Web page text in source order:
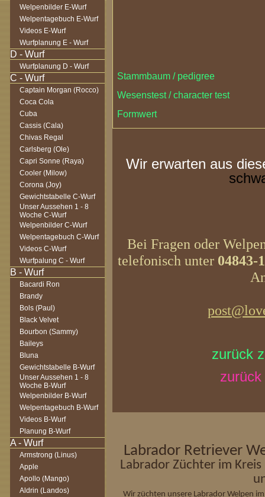
Welpenbilder E-Wurf
Welpentagebuch E-Wurf
Videos E-Wurf
Wurfplanung E - Wurf
Wurfplanung D - Wurf
Captain Morgan (Rocco)
Coca Cola
Cuba
Cassis (Cala)
Chivas Regal
Carlsberg (Ole)
Capri Sonne (Raya)
Cooler (Milow)
Corona (Joy)
Gewichtstabelle C-Wurf
Unser Aussehen 1 - 8
Woche C-Wurf
Welpenbilder C-Wurf
Welpentagebuch C-Wurf
Videos C-Wurf
Wurfpalung C - Wurf
Bacardi Ron
Brandy
Bols (Paul)
Black Velvet
Bourbon (Sammy)
Baileys
Bluna
Gewichtstabelle B-Wurf
Unser Aussehen 1 - 8
Woche B-Wurf
Welpenbilder B-Wurf
Welpentagebuch B-Wurf
Videos B-Wurf
Planung B-Wurf
Armstrong (Linus)
Apple
Apollo (Mango)
Aldrin (Landos)
Stammbaum / pedigree
Wesenstest / character test
Formwert
Wir erwarten aus
Bei Fragen oder
telefonisch unter 04843-
zurück
Labrador Retriever
Labrador Züchter im
Wir züchten unsere Labrador Welpen